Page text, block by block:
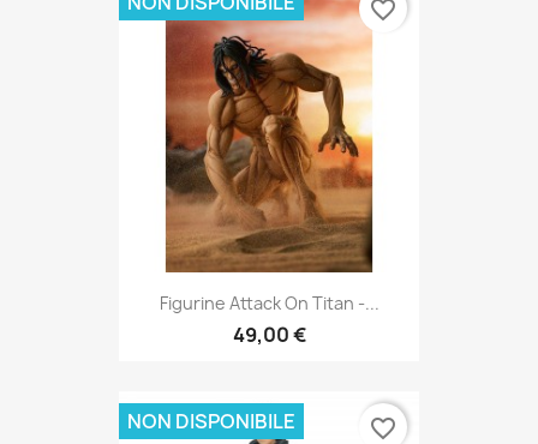
Figurine Attack On Titan -...
49,00 €
favorite_border
NON DISPONIBILE favorite_border